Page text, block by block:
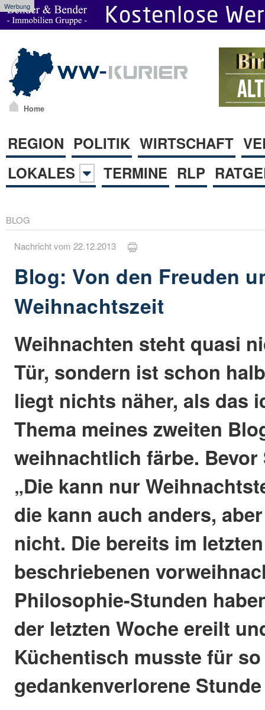
Werbung
Home
REGION POLITIK WIRTSCHAFT
LOKALES
TERMINE RLP
BLOG
Nachricht vom 22.12.2013
Blog: Von den Freuden
Weihnachtszeit
Weihnachten steht quasi
Tür, sondern ist schon
liegt nichts näher, als das
Thema meines zweiten
weihnachtlich färbe.
„Die kann nur
die kann auch anders,
nicht. Die bereits im
beschriebenen
Philosophie-Stunden
der letzten Woche ereilt
Küchentisch musste für
gedankenverlorene